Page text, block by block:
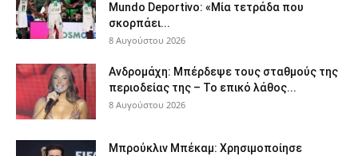
Mundo Deportivo: «Μία τετράδα που
σκορπάει...
8 Αυγούστου 2026
Ανδρομάχη: Μπέρδεψε τους σταθμούς της
περιοδείας της – Το επικό λάθος...
8 Αυγούστου 2026
Μπρούκλιν Μπέκαμ: Χρησιμοποίησε